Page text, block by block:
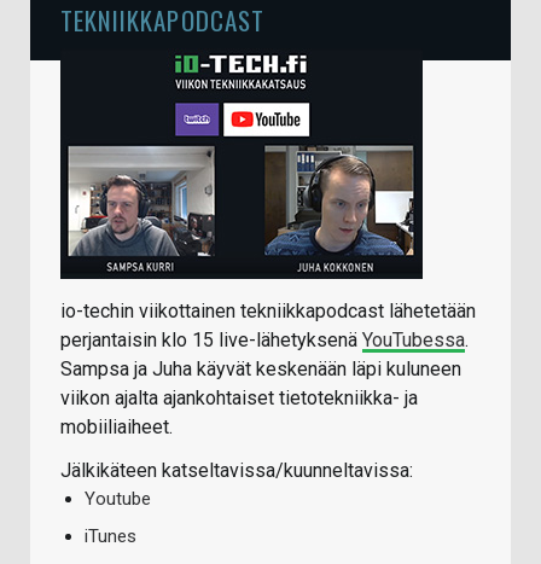
TEKNIIKKAPODCAST
io-techin viikottainen tekniikkapodcast lähetetään
perjantaisin klo 15 live-lähetyksenä YouTubessa.
Sampsa ja Juha käyvät keskenään läpi kuluneen
viikon ajalta ajankohtaiset tietotekniikka- ja
mobiiliaiheet.
Jälkikäteen katseltavissa/kuunneltavissa:
Youtube
iTunes